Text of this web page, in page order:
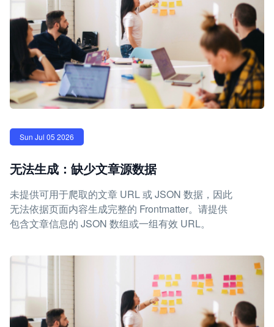
Sun Jul 05 2026
无法生成：缺少文章源数据
未提供可用于爬取的文章 URL 或 JSON 数据，因此
无法依据页面内容生成完整的 Frontmatter。请提供
包含文章信息的 JSON 数组或一组有效 URL。